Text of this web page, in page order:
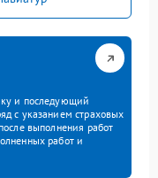
и последующий
с указанием страховых
выполнения работ
работ и